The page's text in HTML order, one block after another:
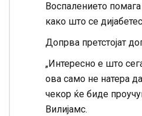
Воспалението
како што се
Допрва претстојат
„Интересно е што
ова само не натера
чекор ќе биде
Вилијамс.